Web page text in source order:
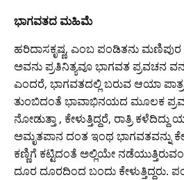
w
itt
er
a
c
e
b
o
o
k
s
A
p
p
l g
er
ಭಾಗವತದ ಮಹಿಮೆ
ಹರಿದಾಸಕೃಷ್ಣ, ಎಂಬ ಪಂಡಿತನು ಮಣಿಪುರ
ಅವನು ಪ್ರತಿನಿತ್ಯವೂ ಭಾಗವತ ಪ್ರವಚನ
ಎಂದರೆ, ಭಾಗವತದಲ್ಲಿ ಬರುವ ಆಯಾ
ತುಂಬಿದಂತೆ ಭಾವಾಭಿನಯದ ಮೂಲಕ
ನೋಡುತ್ತಾ , ಕೇಳುತ್ತಿದ್ದರೆ, ರಾತ್ರಿ
ಅಮೃತಪಾನ ದಂತ ಇಂಥ ಭಾಗವತವನ್ನು
ಕಣ್ಣಿಗೆ ಕಟ್ಟಿದಂತೆ ಅಲ್ಲಿಯೇ
ದೂರ ದೂರದಿಂದ ಬಂದು ಕೇಳುತ್ತಿದ್ದರು.